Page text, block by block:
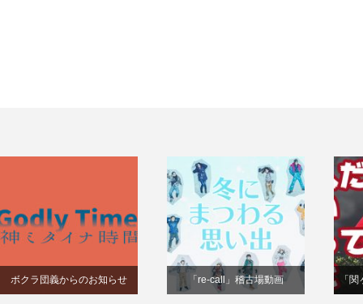
ボクラ団義からのお知らせ 「re-call」稽古場動画 「